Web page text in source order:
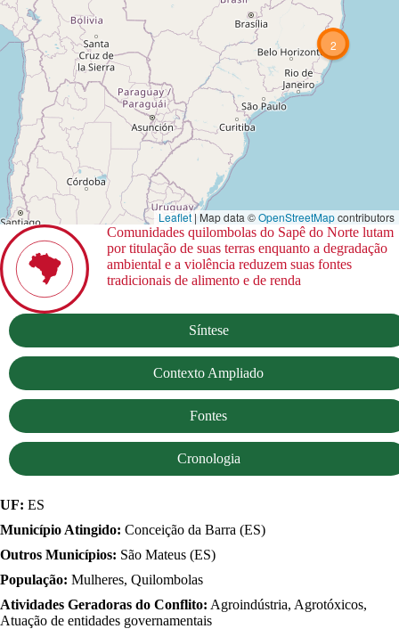
2
Leaflet | Map data ©OpenStreetMapcontributors
Comunidades quilombolas do Sapê do Norte lutam
por titulação de suas terras enquanto a degradação
ambiental e a violência reduzem suas fontes
tradicionais de alimento e de renda
Síntese
Contexto Ampliado
Fontes
Cronologia
UF: ES
Município Atingido: Conceição da Barra (ES)
Outros Municípios: São Mateus (ES)
População: Mulheres, Quilombolas
Atividades Geradoras do Conflito: Agroindústria, Agrotóxicos,
Atuação de entidades governamentais